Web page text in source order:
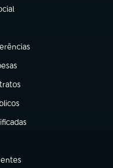
aba)
nova aba)